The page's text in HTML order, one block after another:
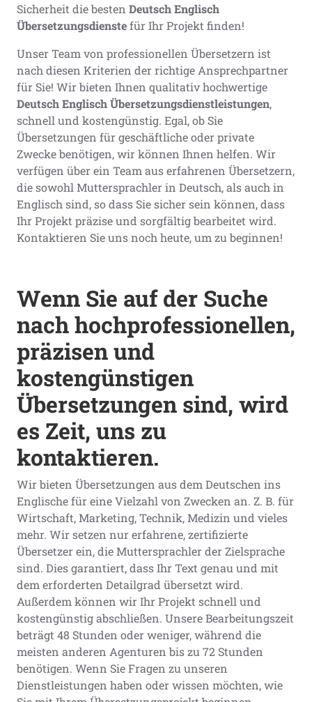
Sicherheit die besten Deutsch Englisch
Übersetzungsdienstefür Ihr Projekt finden!
Unser Team von professionellen Übersetzern ist
nach diesen Kriterien der richtige Ansprechpartner
für Sie! Wir bieten Ihnen qualitativ hochwertige
Deutsch Englisch Übersetzungsdienstleistungen,
schnell und kostengünstig. Egal, ob Sie
Übersetzungen für geschäftliche oder private
Zwecke benötigen, wir können Ihnen helfen. Wir
verfügen über ein Team aus erfahrenen Übersetzern,
die sowohl Muttersprachler in Deutsch, als auch in
Englisch sind, so dass Sie sicher sein können, dass
Ihr Projekt präzise und sorgfältig bearbeitet wird.
Kontaktieren Sie uns noch heute, um zu beginnen!
Wenn Sie auf der Suche
nach hochprofessionellen,
präzisen und
kostengünstigen
Übersetzungen sind, wird
es Zeit, uns zu
kontaktieren.
Wir bieten Übersetzungen aus dem Deutschen ins
Englische für eine Vielzahl von Zwecken an. Z. B. für
Wirtschaft, Marketing, Technik, Medizin und vieles
mehr. Wir setzen nur erfahrene, zertifizierte
Übersetzer ein, die Muttersprachler der Zielsprache
sind. Dies garantiert, dass Ihr Text genau und mit
dem erforderten Detailgrad übersetzt wird.
Außerdem können wir Ihr Projekt schnell und
kostengünstig abschließen. Unsere Bearbeitungszeit
beträgt 48 Stunden oder weniger, während die
meisten anderen Agenturen bis zu 72 Stunden
benötigen. Wenn Sie Fragen zu unseren
Dienstleistungen haben oder wissen möchten, wie